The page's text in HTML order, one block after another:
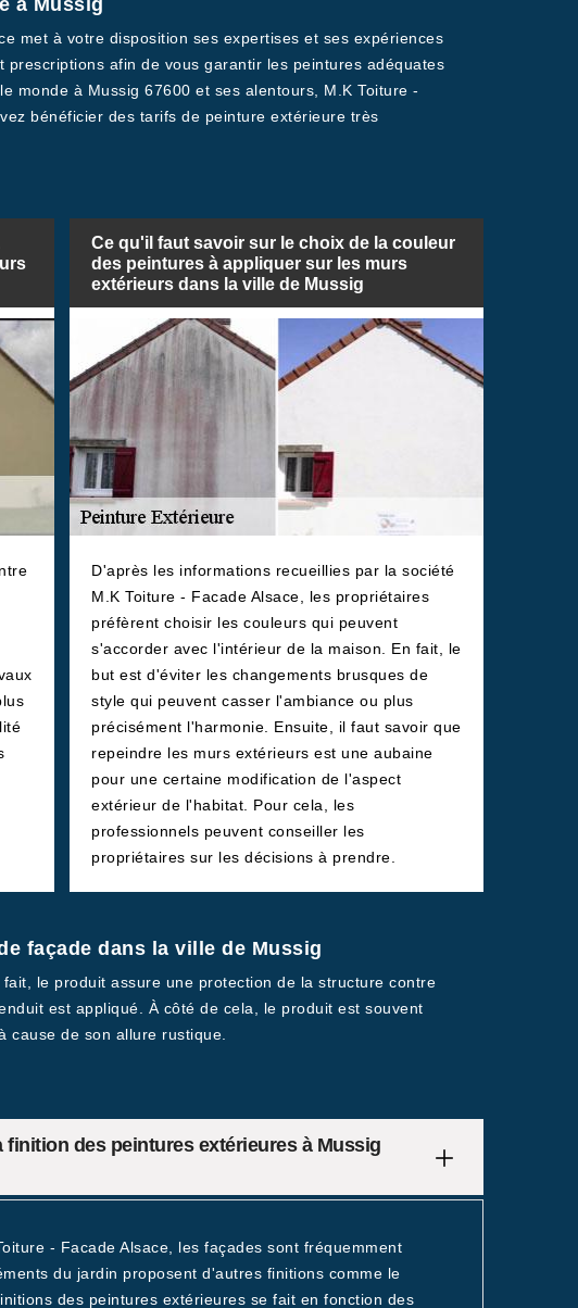
à Mussig
met à votre disposition ses expertises et ses expériences
afin de vous garantir les peintures adéquates
monde à Mussig 67600 et ses alentours, M.K Toiture -
bénéficier des tarifs de peinture extérieure très
Ce qu'il faut savoir sur le choix de la couleur
des peintures à appliquer sur les murs
extérieurs dans la ville de Mussig
D'après les informations recueillies par la société
M.K Toiture - Facade Alsace, les propriétaires
préfèrent choisir les couleurs qui peuvent
s'accorder avec l'intérieur de la maison. En fait, le
but est d'éviter les changements brusques de
style qui peuvent casser l'ambiance ou plus
précisément l'harmonie. Ensuite, il faut savoir que
repeindre les murs extérieurs est une aubaine
pour une certaine modification de l'aspect
extérieur de l'habitat. Pour cela, les
professionnels peuvent conseiller les
propriétaires sur les décisions à prendre.
façade dans la ville de Mussig
le produit assure une protection de la structure contre
est appliqué. À côté de cela, le produit est souvent
cause de son allure rustique.
des peintures extérieures à Mussig
- Facade Alsace, les façades sont fréquemment
du jardin proposent d'autres finitions comme le
des peintures extérieures se fait en fonction des